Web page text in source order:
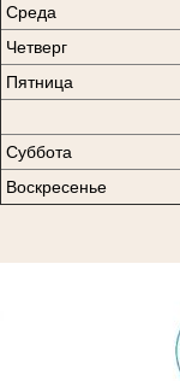
Среда
Четверг
Пятница
Суббота
Воскресенье